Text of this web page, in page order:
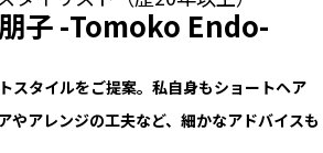
子 -Tomoko Endo-
スタイルをご提案。私自身もショートヘア
やアレンジの工夫など、細かなアドバイスも